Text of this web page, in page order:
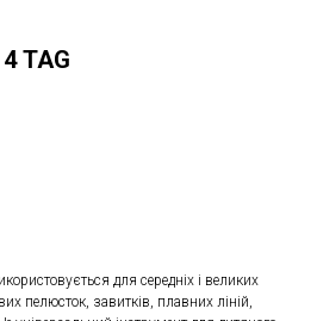
TAG
для середніх і великих
пелюсток, завитків, плавних ліній,